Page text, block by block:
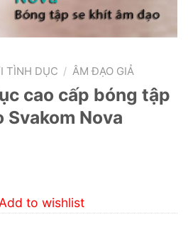
TÌNH DỤC / ÂM ĐẠO GIẢ
cao cấp bóng tập
Svakom Nova
Add to wishlist